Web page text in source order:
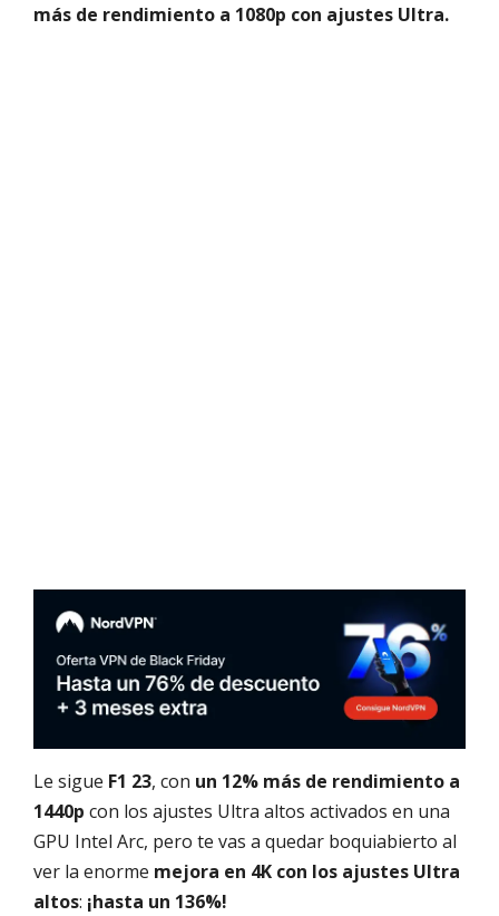
más de rendimiento a 1080p con ajustes Ultra.
Le sigue F1 23, con un 12% más de rendimiento a
1440p con los ajustes Ultra altos activados en una
GPU Intel Arc, pero te vas a quedar boquiabierto al
ver la enorme mejora en 4K con los ajustes Ultra
altos: ¡hasta un 136%!